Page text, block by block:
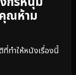
ณห้าม
ทำให้หนังเรื่องนี้